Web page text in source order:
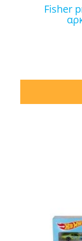
fisher price περιστρεφόμενο-